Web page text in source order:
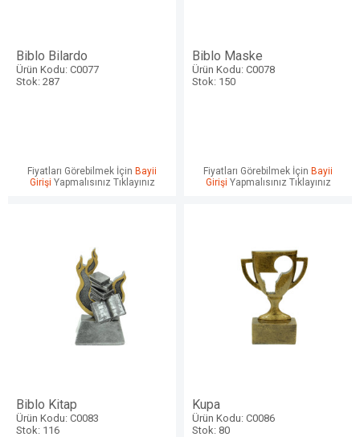
Biblo Bilardo
Ürün Kodu: C0077
Stok: 287
Fiyatları Görebilmek İçin Bayii
Girişi Yapmalısınız Tıklayınız
Biblo Maske
Ürün Kodu: C0078
Stok: 150
Fiyatları Görebilmek İçin Bayii
Girişi Yapmalısınız Tıklayınız
Biblo Kitap
Ürün Kodu: C0083
Stok: 116
Kupa
Ürün Kodu: C0086
Stok: 80